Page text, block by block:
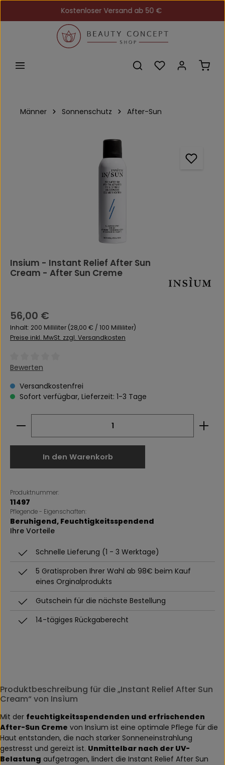
Zum Hauptinhalt springenKostenloser Versand ab 50 €
Du hast 0
Männer Sonnenschutz After-Sun
Insium - Instant Relief After Sun
Cream - After Sun Creme
Regulärer Preis:
56,00 €
Inhalt: 200 Milliliter (28,00 € / 100 Milliliter)
Preise inkl. MwSt. zzgl. Versandkosten
Durchschnittliche Bewertung von 0 von 5 Sternen
Bewerten
Versandkostenfrei
Sofort verfügbar, Lieferzeit: 1-3 Tage
Produkt Anzahl: Gib den gewünschten Wert
In den Warenkorb
Produktnummer:
11497
Pflegende - Eigenschaften:
Beruhigend, Feuchtigkeitsspendend
Ihre Vorteile
Schnelle Lieferung (1 - 3 Werktage)
5 Gratisproben Ihrer Wahl ab 98€ beim Kauf
eines Orginalprodukts
Gutschein für die nächste Bestellung
14-tägiges Rückgaberecht
Produktbeschreibung für die „Instant Relief After Sun
Cream“ von Insìum
Mit der feuchtigkeitsspendenden und erfrischenden
After-Sun Creme von Insìum ist eine optimale Pflege für die
Haut entstanden, die nach starker Sonneneinstrahlung
gestresst und gereizt ist. Unmittelbar nach der UV-
Belastung aufgetragen, lindert die Instant Relief After Sun